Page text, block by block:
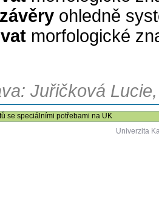
ohledně
morfologické
Juřičková
se speciálními potřebami na UK
Univerzita